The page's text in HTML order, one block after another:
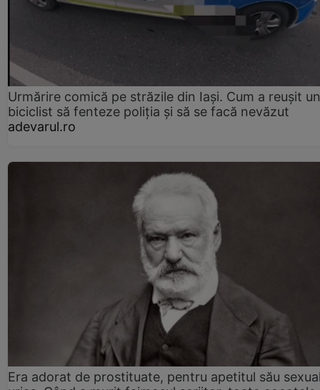
Urmărire comică pe străzile din Iași. Cum a reușit un
biciclist să fenteze poliția și să se facă nevăzut
adevarul.ro
Era adorat de prostituate, pentru apetitul său